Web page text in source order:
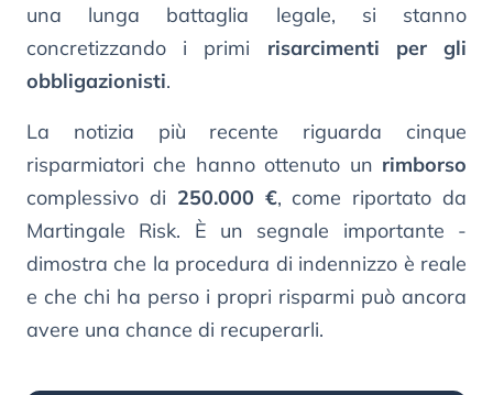
una lunga battaglia legale, si stanno
concretizzando i primi risarcimenti per gli
obbligazionisti.
La notizia più recente riguarda cinque
risparmiatori che hanno ottenuto un rimborso
complessivo di 250.000 €, come riportato da
Martingale Risk. È un segnale importante -
dimostra che la procedura di indennizzo è reale
e che chi ha perso i propri risparmi può ancora
avere una chance di recuperarli.